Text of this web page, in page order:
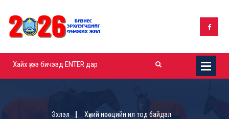
Эхлэл Хүний нөөцийн ил тод байдал